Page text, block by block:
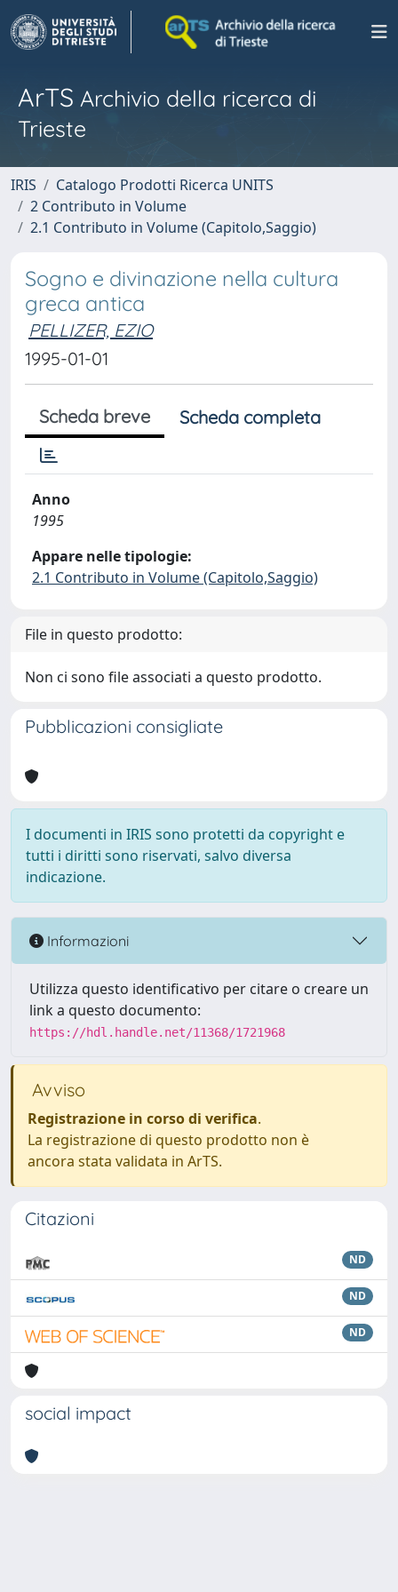
ArTS Archivio della ricerca di
Trieste
IRIS
Catalogo Prodotti Ricerca UNITS
2 Contributo in Volume
2.1 Contributo in Volume (Capitolo,Saggio)
Sogno e divinazione nella cultura
greca antica
PELLIZER, EZIO
1995-01-01
Scheda breve Scheda completa
Anno
1995
Appare nelle tipologie:
2.1 Contributo in Volume (Capitolo,Saggio)
File in questo prodotto:
Non ci sono file associati a questo prodotto.
Pubblicazioni consigliate
I documenti in IRIS sono protetti da copyright e
tutti i diritti sono riservati, salvo diversa
indicazione.
Informazioni
Utilizza questo identificativo per citare o creare un
link a questo documento:
https://hdl.handle.net/11368/1721968
Avviso
Registrazione in corso di verifica.
La registrazione di questo prodotto non è
ancora stata validata in ArTS.
Citazioni
ND
ND
ND
social impact